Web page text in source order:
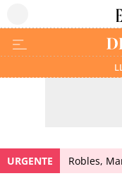
URGENTE Robles,